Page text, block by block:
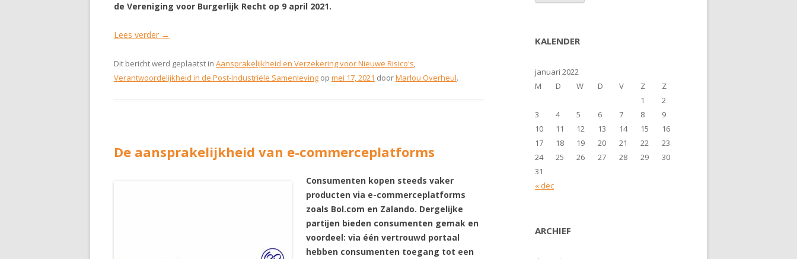
de Vereniging voor Burgerlijk Recht op 9 april 2021.
Lees verder →
Dit bericht werd geplaatst in Aansprakelijkheid en Verzekering voor Nieuwe Risico's,
Verantwoordelijkheid in de Post-Industriële Samenleving op mei 17, 2021 doorMarlou Overheul.
De aansprakelijkheid van e-commerceplatforms
Consumenten kopen steeds vaker
producten via e-commerceplatforms
zoals Bol.com en Zalando. Dergelijke
partijen bieden consumenten gemak en
voordeel: via één vertrouwd portaal
hebben consumenten toegang tot een
KALENDER
januari 2022
M
D W D V Z Z
« dec
1
2
3
4 5 6 7 8
9
10
11 12 13 14 15
16
17
18 19 20 21 22
23
24
25 26 27 28 29
30
31
ARCHIEF